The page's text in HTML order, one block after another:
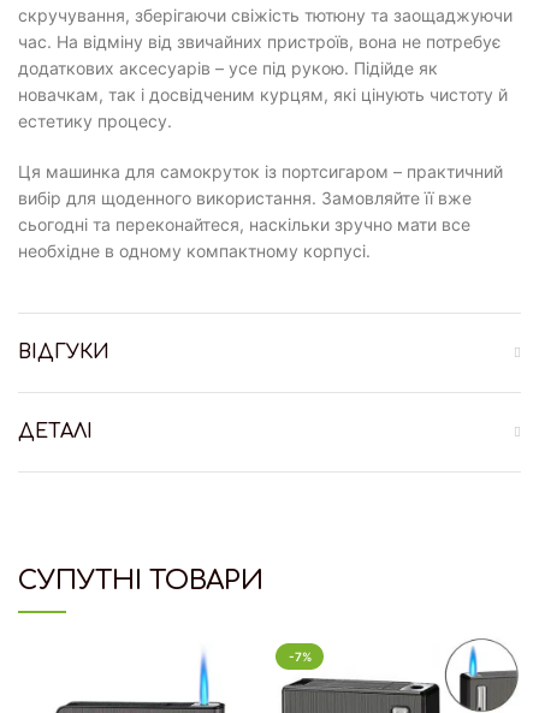
скручування, зберігаючи свіжість тютюну та заощаджуючи
час. На відміну від звичайних пристроїв, вона не потребує
додаткових аксесуарів – усе під рукою. Підійде як
новачкам, так і досвідченим курцям, які цінують чистоту й
естетику процесу.
Ця машинка для самокруток із портсигаром – практичний
вибір для щоденного використання. Замовляйте її вже
сьогодні та переконайтеся, наскільки зручно мати все
необхідне в одному компактному корпусі.
ВІДГУКИ
ДЕТАЛІ
СУПУТНІ ТОВАРИ
-7%